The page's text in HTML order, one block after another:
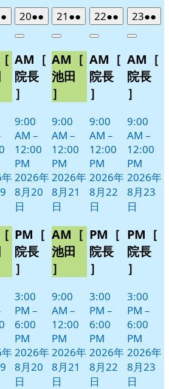
件
イ
ベ
ト)
202026
年
月
20
日
●●
件
イ
ベ
ト)
Close
AM［
院長
］
9:00
AM –
12:00
PM
2026年
8月20
日
PM［
院長
］
3:00
PM –
6:00
PM
2026年
8月20
日
21 2026
年
月
21
日
●●
件
イ
ベ
ト)
Close
AM［
池田
］
9:00
AM –
12:00
PM
2026年
8月21
日
AM［
池田
］
9:00
AM –
12:00
PM
2026年
8月21
日
222026
年
月
22
日
●●
件
イ
ベ
ト)
Close
AM［
院長
］
9:00
AM –
12:00
PM
2026年
8月22
日
PM［
院長
］
3:00
PM –
6:00
PM
2026年
8月22
日
232026
年
月
23
日
●●
件
イ
Close
AM［
院長
］
9:00
AM –
12:00
PM
2026年
8月23
日
PM［
院長
］
3:00
PM –
6:00
PM
2026年
8月23
日